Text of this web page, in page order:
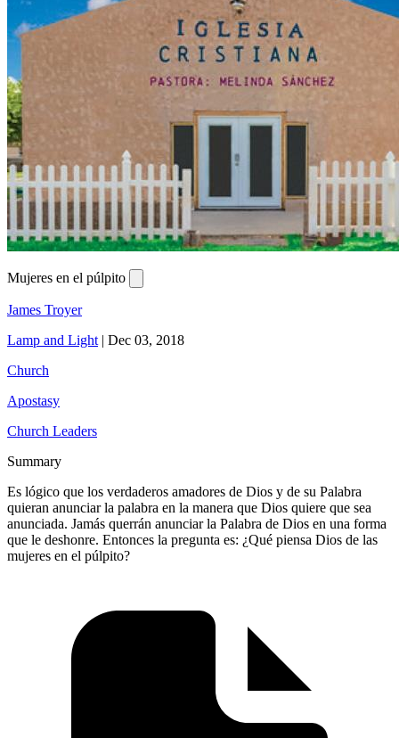
Mujeres en el púlpito
James Troyer
Lamp and Light | Dec 03, 2018
Church
Apostasy
Church Leaders
Summary
Es lógico que los verdaderos amadores de Dios y de su Palabra
quieran anunciar la palabra en la manera que Dios quiere que sea
anunciada. Jamás querrán anunciar la Palabra de Dios en una forma
que le deshonre. Entonces la pregunta es: ¿Qué piensa Dios de las
mujeres en el púlpito?